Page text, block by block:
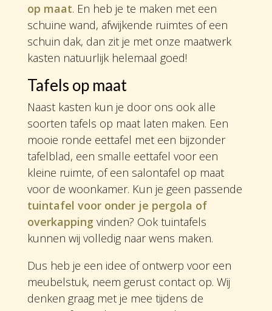
op maat. En heb je te maken met een
schuine wand, afwijkende ruimtes of een
schuin dak, dan zit je met onze maatwerk
kasten natuurlijk helemaal goed!
Tafels op maat
Naast kasten kun je door ons ook alle
soorten tafels op maat laten maken. Een
mooie ronde eettafel met een bijzonder
tafelblad, een smalle eettafel voor een
kleine ruimte, of een salontafel op maat
voor de woonkamer. Kun je geen passende
tuintafel voor onder je pergola of
overkapping vinden? Ook tuintafels
kunnen wij volledig naar wens maken.
Dus heb je een idee of ontwerp voor een
meubelstuk, neem gerust contact op. Wij
denken graag met je mee tijdens de